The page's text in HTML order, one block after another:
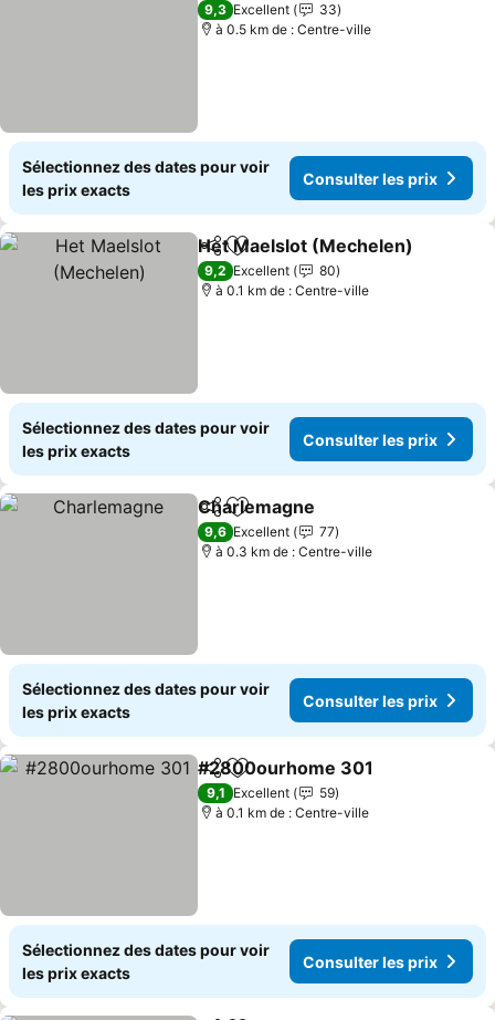
9,3 Excellent
33
à 0.5 km de : Centre-ville
Sélectionnez des dates pour voir
les prix exacts
Consulter les prix
PartagerAjouter à mes favoris
Het Maelslot (Mechelen)
9,2 Excellent
80
à 0.1 km de : Centre-ville
Sélectionnez des dates pour voir
les prix exacts
Consulter les prix
PartagerAjouter à mes favoris
Charlemagne
9,6 Excellent
77
à 0.3 km de : Centre-ville
Sélectionnez des dates pour voir
les prix exacts
Consulter les prix
PartagerAjouter à mes favoris
#2800ourhome 301
9,1 Excellent
59
à 0.1 km de : Centre-ville
Sélectionnez des dates pour voir
les prix exacts
Consulter les prix